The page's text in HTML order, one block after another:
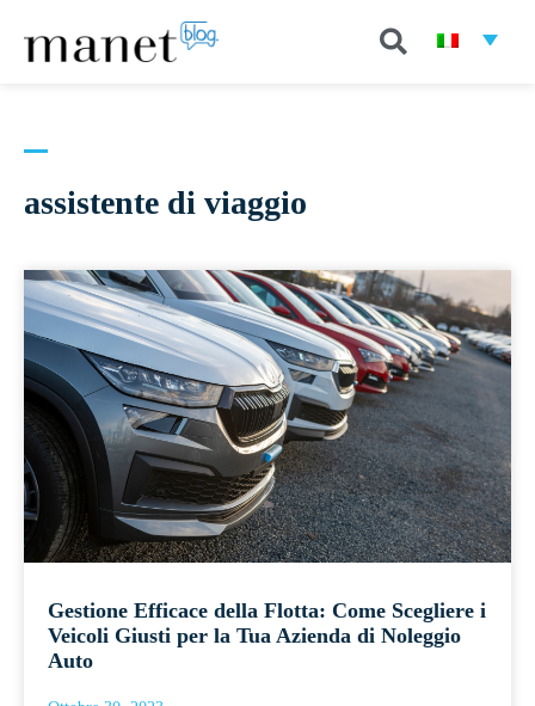
assistente di viaggio
Gestione Efficace della Flotta: Come Scegliere i
Veicoli Giusti per la Tua Azienda di Noleggio
Auto